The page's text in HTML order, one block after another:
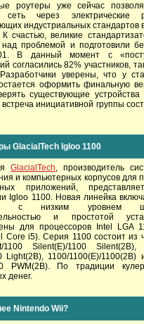
роутеры уже сейчас
через электрические
индустриальных стандартов
К счастью, великие
над проблемой и подготовили
В данный момент с
согласились 82% участников,
уверены, что у
оформить финальную
существующие устройства
инициативной группы
GlacialTech Igloo 1100
GlacialTech, производитель
и компьютерных корпусов для
приложений,
Igloo 1100. Новая линейка
с низким уровнем
и простотой
для процессоров Intel LGA
Core i5). Серия 1100 состоит из
1100 Silent(E)/1100
Light(2B), 1100/1100(E)/1100(2B)
PWM(2B). По традиции
денег.
Nintendo Wii?